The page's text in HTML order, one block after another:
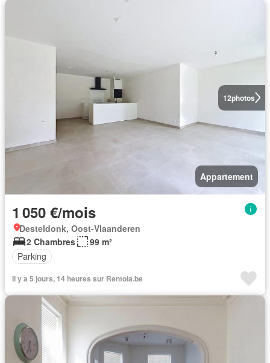
12photos
Appartement
1 050 €/mois
Desteldonk, Oost-Vlaanderen
2 Chambres
99 m²
Parking
Il y a 5 jours, 14 heures sur Rentola.be